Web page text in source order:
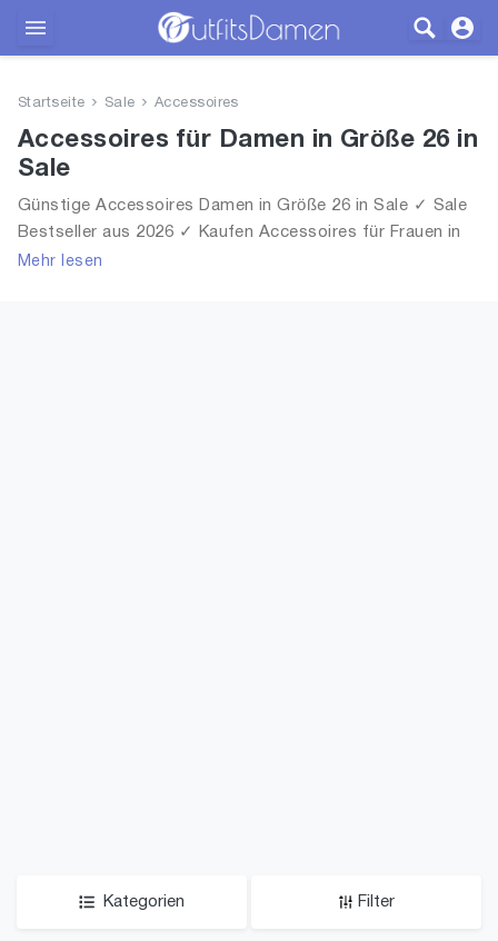
Bekleidung
Schuhe
Startseite Sale Accessoires
Accessoires für Damen in Größe 26 in
Sale
Günstige Accessoires Damen in Größe 26 in Sale ✓ Sale
Bestseller aus 2026 ✓ Kaufen Accessoires für Frauen in
Größe 26 in Sale!
Mehr lesen
Kategorien Filter